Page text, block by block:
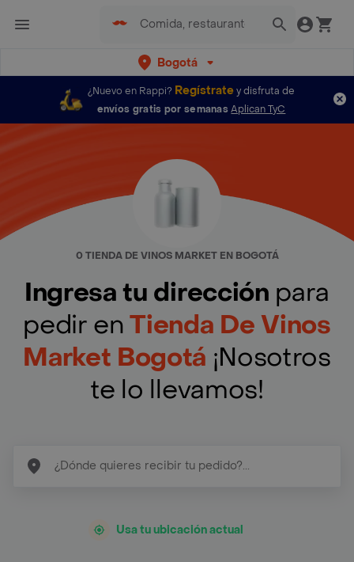
Bogotá
¿Nuevo en Rappi? Regístratey disfruta de
envíos gratis por semanas Aplican TyC
0 TIENDA DE VINOS MARKET EN BOGOTÁ
Ingresa tu dirección para
pedir enTienda De Vinos
Market Bogotá ¡Nosotros
te lo llevamos!
Usa tu ubicación actual